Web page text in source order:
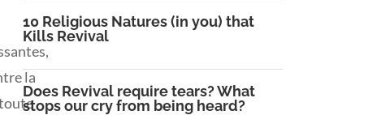
la
10 Religious Natures (in you) that
Kills Revival
Does Revival require tears? What
stops our cry from being heard?